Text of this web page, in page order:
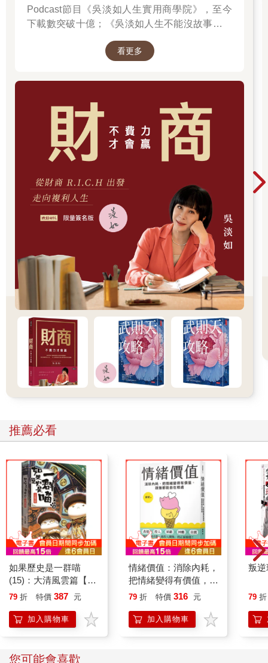
是「由上而下」，先找到高成長產業後，以一定的標準確認其中
具備高成長性、高競爭壁壘、獲利高的優質賽道，再選擇賽道中
同一產業中，不同賽道間的公司可能為上下游，或者業務上彼此
為合作關係，投入時間研究的成果具有相關性，能產生綜效，容
管理工作有事半功倍的效益。
例如在AI浪潮中，高成長的賽道包含提供算力的GPU、提高數據
傳輸頻寬和減低能耗的光通訊、數據中心電力供應設備、液冷散
熱、雲端運算數據中心算力服務以及AI應用軟體平台等，各個賽
道間有高度的關聯性。
例如輝達積極推動的共封裝光學（Co-Packaged Optics, CPO）
中，光通訊領域領先的Lumentum、Coherent都是其重要供應商，
數據中心散熱管理龍頭Vertiv是輝達提供AI工廠參考設計的合作夥
伴，雲端運算的Microsoft、Amazon、Alphabet（Google）、
Oracle（甲骨文）等都是輝達的大客戶，花費時間研究這些公司
的成果，彼此相互關聯性高，容易透過這些關聯性進行投資布
局、掌握更完整的AI產業發展動態。
賽道優先的選股邏輯能幫助建立回答「可以買哪支股票？」問題
的能力，克服大海撈針的困難，提高投資後管理的效益。
 做好資金配置，避免承擔過度風險
許多剛進入美股領域的投資人會選擇熱門股投資，熱門股可能是
股價上漲速度快、討論度高的股票，如果這些公司沒有像樣的營
收、轉虧為盈的時機還不確定，可能處於追逐高報酬、承擔了過
多風險的過程。
過去任職的創投公司，投資資金配置在兩種階段的新創公司：
 早期發展階段：產品或服務可能尚未完全商業化，發展不確定
性、投資風險都高，佔比約20%～25%。
 高速擴張階段：具明確成長動能與商業模式，佔比約75%～
80%。
若投資後公司發展快速、價值快速攀升，自然會佔整體倉位更高
的比重。
被投資公司表現符合、甚至超越預期但計劃募資時，也只有在合
理估值條件下才會追加投資，不過仍須滿足內部報酬率註140%的
要求。
註1：內部報酬率（Internal Rate of Return, IRR）是投資期間增加
投資也能計算年化報酬率的方式。
如果在估值偏高情況下增加投資，即使中長期持有，仍可能降低
投資報酬率，遵守簡單、嚴謹的投資紀律，才能持續達成高報酬
率。
舉例來說，如果以每股100美元的合理價格買進A公司股票，3年
後每股漲到200美元，此時的投資報酬率為100%、3年的年化報酬
率是26%。但如果買入價格是120美元，同樣時間漲到200美元的
年化報酬率則只有18.6%。
創投有專業的投資經理，於投資前必經過嚴謹的調研，但即使如
此，投資新創公司的成功率也只有約20%。之前任職的創投公司
雖然追求高報酬率，但對高風險的早期階段公司的資金配置比重
有嚴格的控制。
Podcast節目《吳淡如人生實用商學院》，至今
下載數突破十億；《吳淡如人生不能沒故事》也
讀歷史中的權力運作與人性選擇，讓看似遙遠的
看更多
推薦必看
如果歷史是一群喵
(15)：大清風雲篇【萌
貓漫畫學歷史】
79 折 特價 387 元
加入購物車
情緒價值：消除內耗，
把情緒變得有價值，跟
誰都能自在相處
79 折 特價 316 元
加入購物車
叛逆
79 折
您可能會喜歡